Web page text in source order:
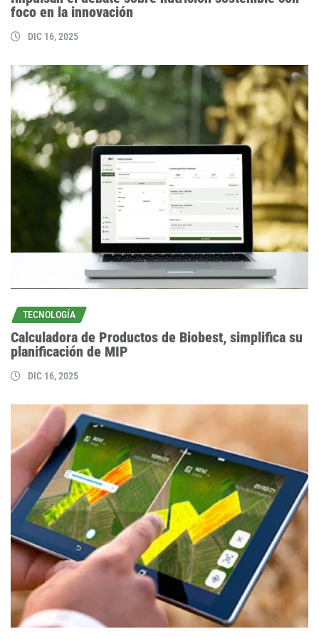
foco en la innovación
DIC 16, 2025
TECNOLOGÍA
Calculadora de Productos de Biobest, simplifica su
planificación de MIP
DIC 16, 2025